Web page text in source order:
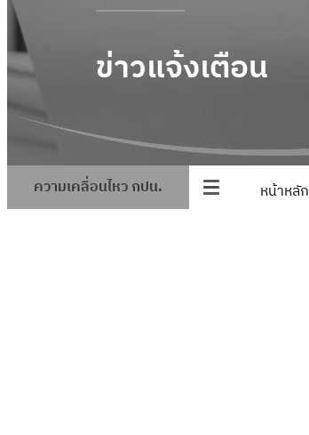
ข่าวแจ้งเตือน
ความเคลื่อนไหว กปน. หน้าหลัก